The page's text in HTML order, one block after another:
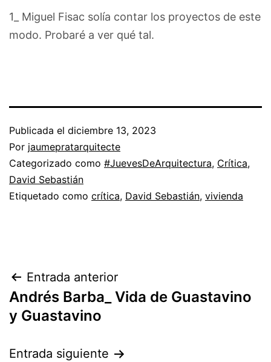
1_ Miguel Fisac solía contar los proyectos de este
modo. Probaré a ver qué tal.
Publicada el diciembre 13, 2023
Por jaumepratarquitecte
Categorizado como #JuevesDeArquitectura, Crítica,
David Sebastián
Etiquetado como crítica, David Sebastián, vivienda
Navegación
de
Entrada anterior
Andrés Barba_ Vida de Guastavino
y Guastavino
Entrada siguiente